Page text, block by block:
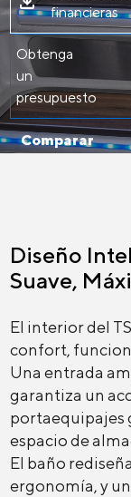
financieras
Obtenga
un
presupuesto
Comparar
Diseño
Suave,
El interior del
confort,
Una entrada
garantiza un
portaequipajes
espacio de
El baño
ergonomía, y